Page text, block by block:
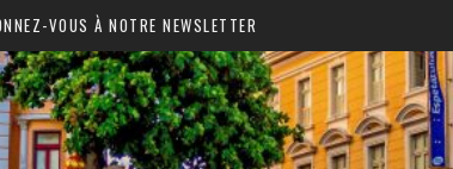
VOUS À NOTRE NEWSLETTER